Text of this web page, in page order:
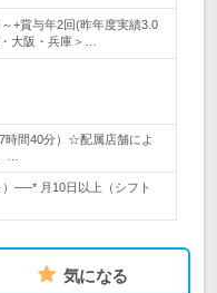
+賞与年2回(昨年度実績3.0
大阪・兵庫＞…
時間40分）☆配属店舗によ
…
──* 月10日以上（シフト
気になる